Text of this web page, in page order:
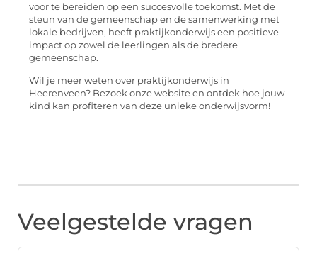
voor te bereiden op een succesvolle toekomst. Met de
steun van de gemeenschap en de samenwerking met
lokale bedrijven, heeft praktijkonderwijs een positieve
impact op zowel de leerlingen als de bredere
gemeenschap.
Wil je meer weten over praktijkonderwijs in
Heerenveen? Bezoek onze website en ontdek hoe jouw
kind kan profiteren van deze unieke onderwijsvorm!
Veelgestelde vragen